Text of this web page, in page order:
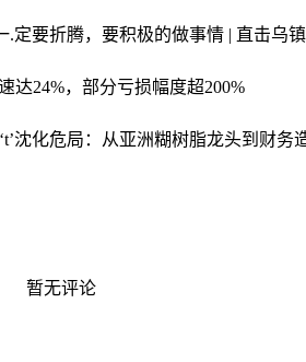
定要折腾，要积极的做事情 | 直击乌镇
24%，部分亏损幅度超200%
沈化危局：从亚洲糊树脂龙头到财务
暂无评论